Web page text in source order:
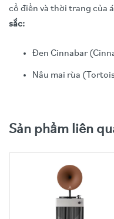
cổ điển và thời trang của
sắc:
Đen Cinnabar
Nâu mai rùa
Function
:Turbo HiFi,
Đĩa xoay ba tốc độ
Hệ thống loa
Sản phẩm liên